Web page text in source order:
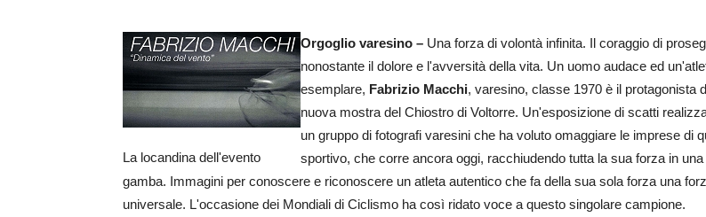
La locandina dell'evento
Orgoglio varesino – Una forza di volontà infinita. Il coraggio di
nonostante il dolore e l'avversità della vita. Un uomo audace ed
esemplare, Fabrizio Macchi, varesino, classe 1970 è il protagonista
nuova mostra del Chiostro di Voltorre. Un'esposizione di scatti
un gruppo di fotografi varesini che ha voluto omaggiare le imprese di
sportivo, che corre ancora oggi, racchiudendo tutta la sua forza in
gamba. Immagini per conoscere e riconoscere un atleta autentico che fa della sua sola forza una
universale. L'occasione dei Mondiali di Ciclismo ha così ridato voce a questo singolare campione.